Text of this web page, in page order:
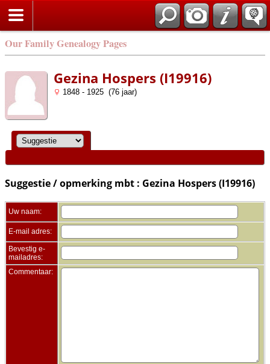
Our Family Genealogy Pages
Gezina Hospers (I19916)
1848 - 1925 (76 jaar)
Suggestie / opmerking mbt : Gezina Hospers (I19916)
Uw naam:
E-mail adres:
Bevestig e-
mailadres:
Commentaar: